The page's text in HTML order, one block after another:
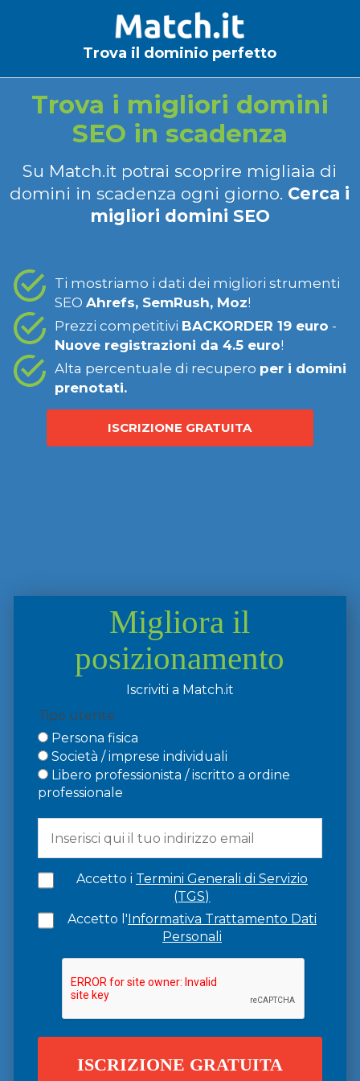
Trova il dominio perfetto
Trova i migliori domini
SEO in scadenza
Su Match.it potrai scoprire migliaia di
domini in scadenza ogni giorno. Cerca i
migliori domini SEO
Ti mostriamo i dati dei migliori strumenti
SEO Ahrefs, SemRush, Moz!
Prezzi competitivi BACKORDER 19 euro -
Nuove registrazioni da 4.5 euro!
Alta percentuale di recupero per i domini
prenotati.
ISCRIZIONE GRATUITA
Migliora il
posizionamento
Iscriviti a Match.it
Tipo utente
Persona fisica
Società / imprese individuali
Libero professionista / iscritto a ordine
professionale
Accetto i Termini Generali di Servizio
(TGS)
Accetto l'Informativa Trattamento Dati
Personali